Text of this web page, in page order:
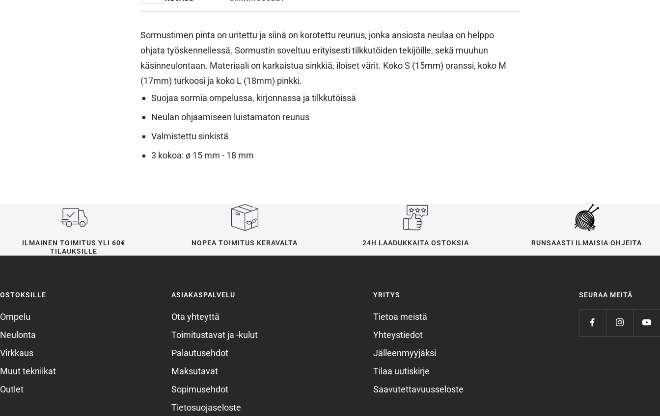
Edellinen
Seuraava
Sormustimen pinta on uritettu ja siinä on korotettu reunus, jonka ansiosta neulaa on helppo
ohjata työskennellessä. Sormustin soveltuu erityisesti tilkkutöiden tekijöille, sekä muuhun
käsinneulontaan. Materiaali on karkaistua sinkkiä, iloiset värit. Koko S (15mm) oranssi, koko M
(17mm) turkoosi ja koko L (18mm) pinkki.
Suojaa sormia ompelussa, kirjonnassa ja tilkkutöissä
Neulan ohjaamiseen luistamaton reunus
Valmistettu sinkistä
3 kokoa: ø 15 mm - 18 mm
ILMAINEN TOIMITUS YLI 60€
TILAUKSILLE
NOPEA TOIMITUS KERAVALTA 24H LAADUKKAITA OSTOKSIA RUNSAASTI ILMAISIA OHJEITA
OSTOKSILLE
Ompelu
Neulonta
Virkkaus
Muut tekniikat
Outlet
ASIAKASPALVELU
Ota yhteyttä
Toimitustavat ja -kulut
Palautusehdot
Maksutavat
Sopimusehdot
Tietosuojaseloste
YRITYS
Tietoa meistä
Yhteystiedot
Jälleenmyyjäksi
Tilaa uutiskirje
Saavutettavuusseloste
SEURAA MEITÄ